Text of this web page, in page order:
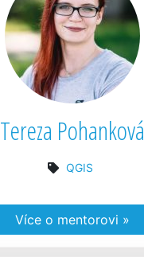
Tereza Pohanková
QGIS
Více o mentorovi »